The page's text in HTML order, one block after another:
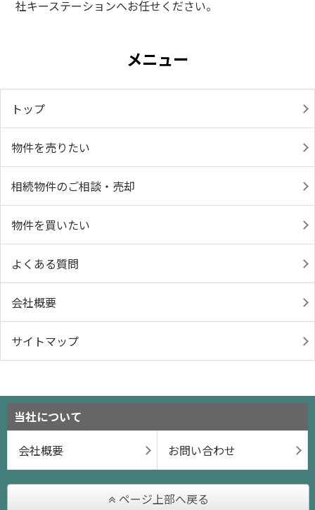
社キーステーションへお任せください。
メニュー
トップ
物件を売りたい
相続物件のご相談・売却
物件を買いたい
よくある質問
会社概要
サイトマップ
当社について
会社概要
お問い合わせ
ページ上部へ戻る